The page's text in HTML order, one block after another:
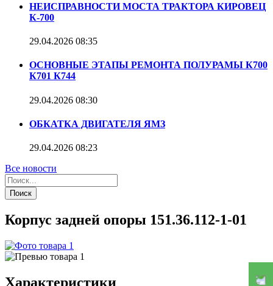
НЕИСПРАВНОСТИ МОСТА ТРАКТОРА КИРОВЕЦ
К-700
29.04.2026 08:35
ОСНОВНЫЕ ЭТАПЫ РЕМОНТА ПОЛУРАМЫ К700
К701 К744
29.04.2026 08:30
ОБКАТКА ДВИГАТЕЛЯ ЯМЗ
29.04.2026 08:23
Все новости
Поиск
Корпус задней опоры 151.36.112-1-01
Характеристики